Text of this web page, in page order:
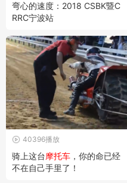
弯心的速度：2018 CSBK暨C
RRC宁波站
40396播放
骑上这台摩托车 ，你的命已经
不在自己手里了！